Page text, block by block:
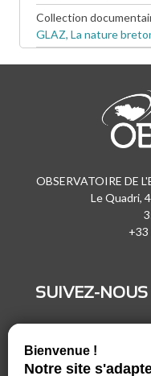
Collection
GLAZ, La nature
OBSERVATOIRE DE
Le Quadri,
+33
SUIVEZ-NOUS
Vimeo
Facebook